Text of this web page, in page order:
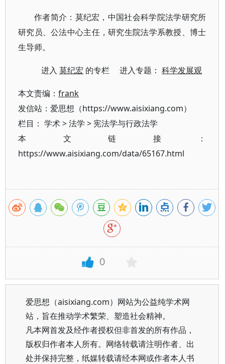
作者简介：莫纪宏，中国社会科学院法学研究所
研究员、公法中心主任，研究生院法学系教授、博士
生导师。
进入莫纪宏 的专栏 进入专题：科学发展观
本文责编： frank
发信站：爱思想（https://www.aisixiang.com）
栏目： 学术>法学 > 宪法学与行政法学
本文链接：
https://www.aisixiang.com/data/65167.html
0
爱思想（aisixiang.com）网站为公益纯学术网
站，旨在推动学术繁荣、塑造社会精神。
凡本网首发及经作者授权但非首发的所有作品，
版权归作者本人所有。网络转载请注明作者、出
处并保持完整，纸媒转载请经本网或作者本人书